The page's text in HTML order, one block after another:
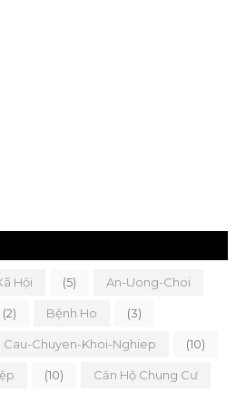
Hội (5) An-Uong-Choi
(2) Bệnh Ho (3)
Cau-Chuyen-Khoi-Nghiep (10)
(10) Căn Hộ Chung Cư